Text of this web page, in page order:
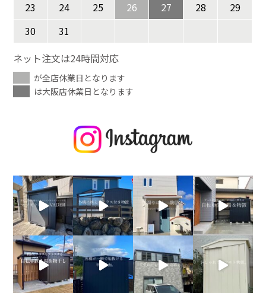
23
24 25 26 27 28
29
30
31
ネット注文は24時間対応
が全店休業日となります
は大阪店休業日となります